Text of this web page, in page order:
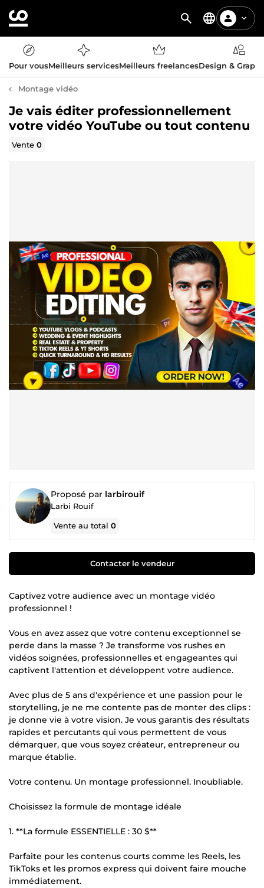
Pour vousMeilleurs servicesMeilleurs freelancesDesign &
Montage vidéo
Je vais éditer professionnellement
votre vidéo YouTube ou tout contenu
Vente0
Proposé par larbirouif
Larbi Rouif
Vente au total0
Contacter le vendeur
Captivez votre audience avec un montage vidéo
professionnel !
Vous en avez assez que votre contenu exceptionnel se
perde dans la masse ? Je transforme vos rushes en
vidéos soignées, professionnelles et engageantes qui
captivent l'attention et développent votre audience.
Avec plus de 5 ans d'expérience et une passion pour le
storytelling, je ne me contente pas de monter des clips :
je donne vie à votre vision. Je vous garantis des résultats
rapides et percutants qui vous permettent de vous
démarquer, que vous soyez créateur, entrepreneur ou
marque établie.
Votre contenu. Un montage professionnel. Inoubliable.
Choisissez la formule de montage idéale
1. **La formule ESSENTIELLE : 30 $**
Parfaite pour les contenus courts comme les Reels, les
TikToks et les promos express qui doivent faire mouche
immédiatement.